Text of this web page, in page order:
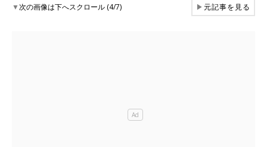
▼次の画像は下へスクロール (4/7) ▶元記事を見る